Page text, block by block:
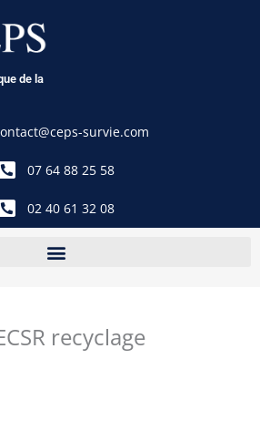
de la
survie.com
07 64 88 25 58
02 40 61 32 08
recyclage